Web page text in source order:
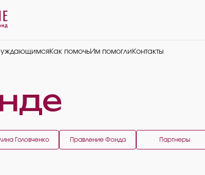
Как помочьИм помогли Контакты
Головченко Правление Фонда Партнеры